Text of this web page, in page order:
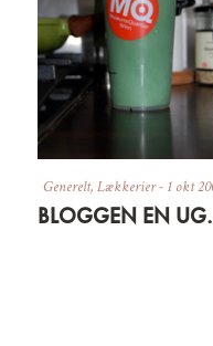
Generelt,Lækkerier- 1 okt
BLOGGEN